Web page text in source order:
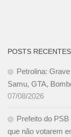
POSTS RECENTES
Petrolina:
Samu, GTA,
07/08/2026
Prefeito do
que não votarem